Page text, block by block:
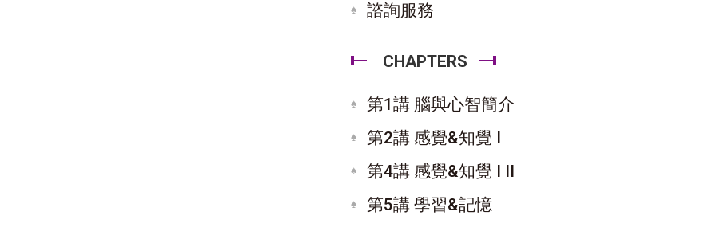
諮詢服務
CHAPTERS
第1講 腦與心智簡介
第2講 感覺&知覺 I
第4講 感覺&知覺 I II
第5講 學習&記憶